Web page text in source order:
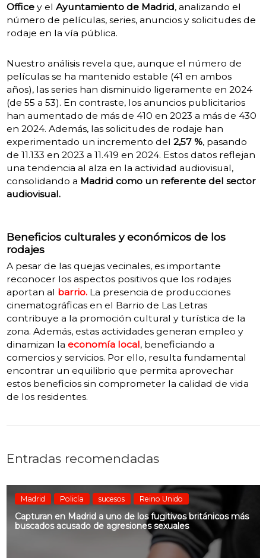
Officey el Ayuntamiento de Madrid, analizando el
número de películas, series, anuncios y solicitudes de
rodaje en la vía pública.
Nuestro análisis revela que, aunque el número de
películas se ha mantenido estable (41 en ambos
años), las series han disminuido ligeramente en 2024
(de 55 a 53). En contraste, los anuncios publicitarios
han aumentado de más de 410 en 2023 a más de 430
en 2024. Además, las solicitudes de rodaje han
experimentado un incremento del 2,57 %, pasando
de 11.133 en 2023 a 11.419 en 2024. Estos datos reflejan
una tendencia al alza en la actividad audiovisual,
consolidando a Madrid como un referente del sector
audiovisual.
Beneficios culturales y económicos de los
rodajes
A pesar de las quejas vecinales, es importante
reconocer los aspectos positivos que los rodajes
aportan al barrio. La presencia de producciones
cinematográficas en el Barrio de Las Letras
contribuye a la promoción cultural y turística de la
zona. Además, estas actividades generan empleo y
dinamizan la economía local, beneficiando a
comercios y servicios. Por ello, resulta fundamental
encontrar un equilibrio que permita aprovechar
estos beneficios sin comprometer la calidad de vida
de los residentes.
Entradas recomendadas
Madrid Policía sucesos Reino Unido
Capturan en Madrid a uno de los fugitivos británicos más
buscados acusado de agresiones sexuales